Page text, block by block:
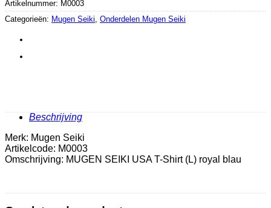
Artikelnummer: M0003
Categorieën: Mugen Seiki Onderdelen Mugen Seiki
Beschrijving
Merk: Mugen Seiki
Artikelcode: M0003
Omschrijving: MUGEN SEIKI USA T-Shirt (L) royal blau